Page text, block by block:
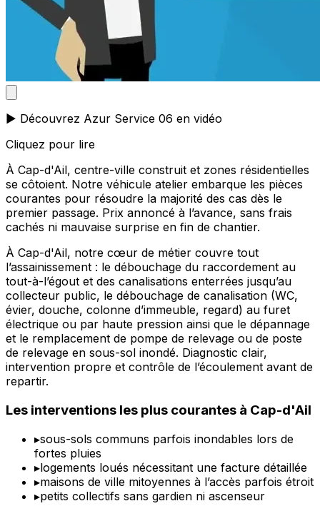
▶️ Découvrez Azur Service 06 en vidéo
Cliquez pour lire
À Cap-d'Ail, centre-ville construit et zones résidentielles
se côtoient. Notre véhicule atelier embarque les pièces
courantes pour résoudre la majorité des cas dès le
premier passage. Prix annoncé à l’avance, sans frais
cachés ni mauvaise surprise en fin de chantier.
À Cap-d'Ail, notre cœur de métier couvre tout
l’assainissement : le débouchage du raccordement au
tout-à-l’égout et des canalisations enterrées jusqu’au
collecteur public, le débouchage de canalisation (WC,
évier, douche, colonne d’immeuble, regard) au furet
électrique ou par haute pression ainsi que le dépannage
et le remplacement de pompe de relevage ou de poste
de relevage en sous-sol inondé. Diagnostic clair,
intervention propre et contrôle de l’écoulement avant de
repartir.
Les interventions les plus courantes à Cap-d'Ail
▸sous-sols communs parfois inondables lors de
fortes pluies
▸logements loués nécessitant une facture détaillée
▸maisons de ville mitoyennes à l’accès parfois étroit
▸petits collectifs sans gardien ni ascenseur